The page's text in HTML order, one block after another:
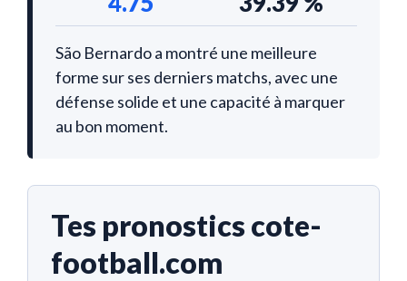
São Bernardo a montré une meilleure
forme sur ses derniers matchs, avec une
défense solide et une capacité à marquer
au bon moment.
Tes pronostics cote-
football.com